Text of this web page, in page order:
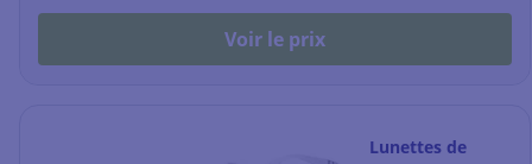
Voir le prix
Lunettes de